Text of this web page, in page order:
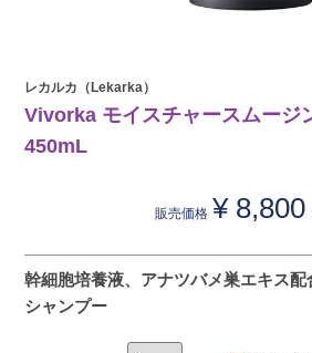
レカルカ（Lekarka）
Vivorka モイスチャースムージ
450mL
販売価格 ¥ 8,800
幹細胞培養液、アナツバメ巣エキス
シャンプー